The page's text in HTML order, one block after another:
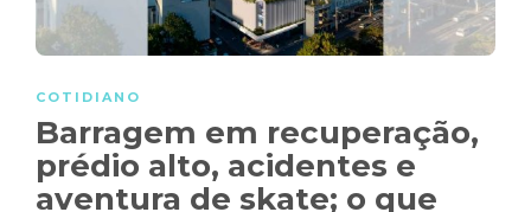
COTIDIANO
Barragem em recuperação,
prédio alto, acidentes e
aventura de skate; o que